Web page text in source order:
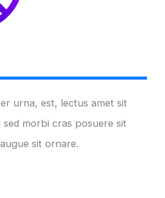
urna, est, lectus amet sit
morbi cras posuere sit
sit ornare.